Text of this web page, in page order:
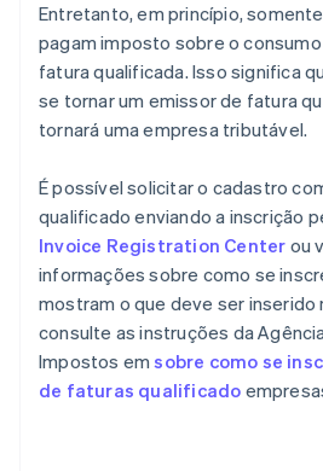
Entretanto, em princípio,
pagam imposto sobre o
fatura qualificada. Isso significa
se tornar um emissor de fatura
tornará uma empresa tributável.
É possível solicitar o cadastro
qualificado enviando a inscrição
Invoice Registration Center ou
informações sobre como se
mostram o que deve ser inserido
consulte as instruções da
Impostos emsobre como se
de faturas qualificado